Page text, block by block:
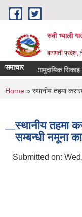
Skip to main content
रुवी भ्याली
बागमती प्रदेश,
समाचारविद्यालय तथा सामुदायिक
You are
Home » स्थानीय तहमा
स्थानीय तहमा
सम्बन्धी नमूना
Submitted on: